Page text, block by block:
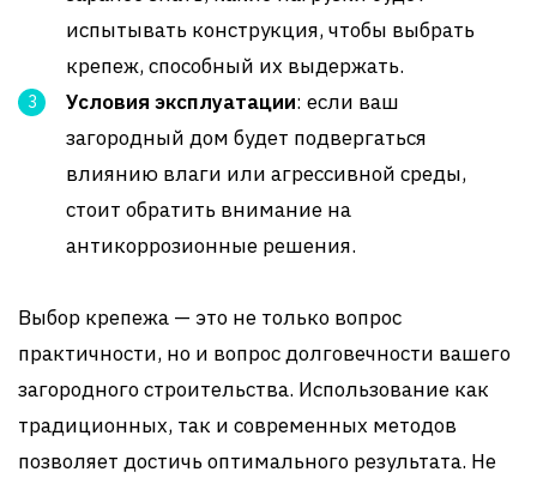
испытывать конструкция, чтобы выбрать
крепеж, способный их выдержать.
Условия эксплуатации: если ваш
загородный дом будет подвергаться
влиянию влаги или агрессивной среды,
стоит обратить внимание на
антикоррозионные решения.
Выбор крепежа — это не только вопрос
практичности, но и вопрос долговечности вашего
загородного строительства. Использование как
традиционных, так и современных методов
позволяет достичь оптимального результата. Не